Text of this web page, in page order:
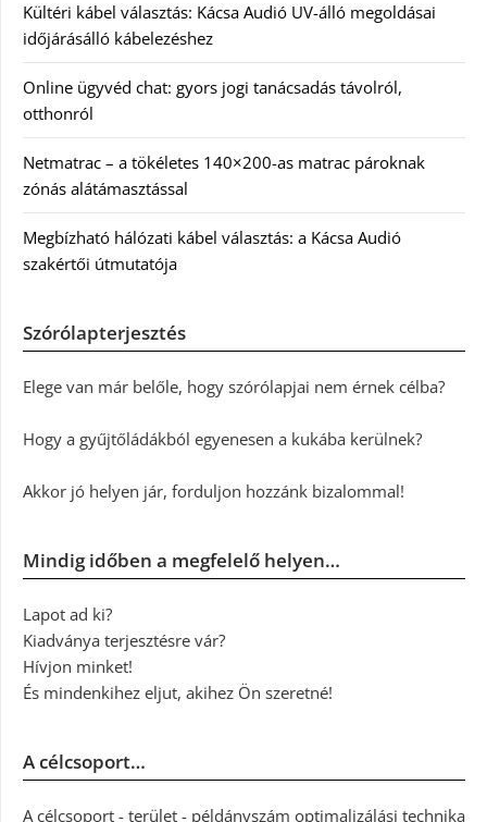
Kültéri kábel választás: Kácsa Audió UV-álló megoldásai
időjárásálló kábelezéshez
Online ügyvéd chat: gyors jogi tanácsadás távolról,
otthonról
Netmatrac – a tökéletes 140×200-as matrac pároknak
zónás alátámasztással
Megbízható hálózati kábel választás: a Kácsa Audió
szakértői útmutatója
Szórólapterjesztés
Elege van már belőle, hogy szórólapjai nem érnek célba?
Hogy a gyűjtőládákból egyenesen a kukába kerülnek?
Akkor jó helyen jár, forduljon hozzánk bizalommal!
Mindig időben a megfelelő helyen…
Lapot ad ki?
Kiadványa terjesztésre vár?
Hívjon minket!
És mindenkihez eljut, akihez Ön szeretné!
A célcsoport…
A célcsoport - terület - példányszám optimalizálási technika